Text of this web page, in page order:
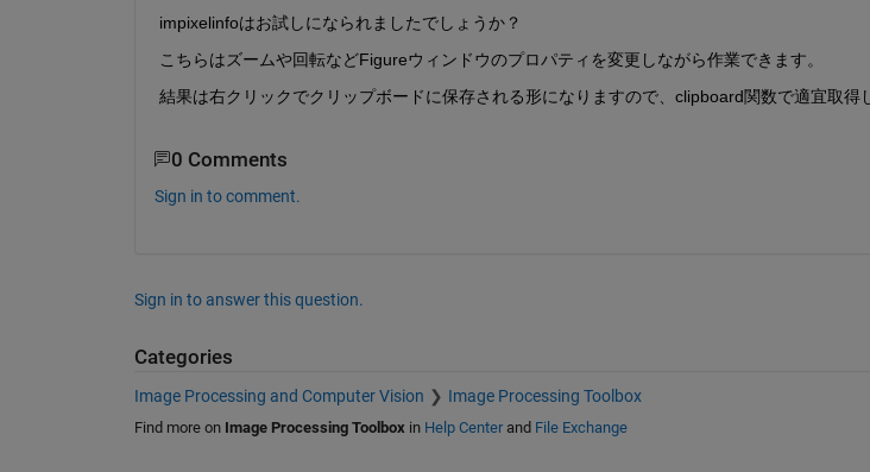
impixelinfoはお試しになられましたでしょうか？
こちらはズームや回転などFigureウィンドウのプロパティを変更しながら作業できます。
結果は右クリックでクリップボードに保存される形になりますので、clipboard関数で適宜取得
0 Comments
Sign in to comment.
Sign in to answer this question.
Categories
Image Processing and Computer Vision Image Processing Toolbox
Find more on Image Processing Toolbox in Help Centerand File Exchange